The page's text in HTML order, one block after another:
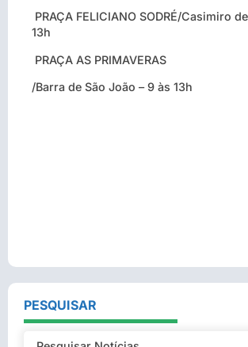
PRAÇA FELICIANO SODRÉ/Casimiro
13h
PRAÇA AS PRIMAVERAS
/Barra de São João – 9 às 13h
PESQUISAR